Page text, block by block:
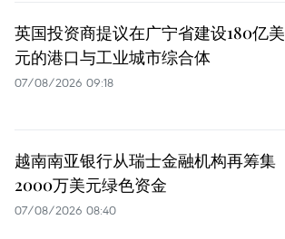
英国投资商提议在广宁省建设180亿美
元的港口与工业城市综合体
07/08/2026 09:18
越南南亚银行从瑞士金融机构再筹集
2000万美元绿色资金
07/08/2026 08:40